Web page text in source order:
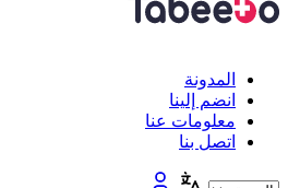
المدونة
انضم إلينا
معلومات عنا
اتصل بنا